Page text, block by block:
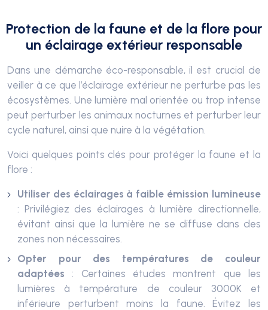
Protection de la faune et de la flore pour
un éclairage extérieur responsable
Dans une démarche éco-responsable, il est crucial de
veiller à ce que l’éclairage extérieur ne perturbe pas les
écosystèmes. Une lumière mal orientée ou trop intense
peut perturber les animaux nocturnes et perturber leur
cycle naturel, ainsi que nuire à la végétation.
Voici quelques points clés pour protéger la faune et la
flore :
Utiliser des éclairages à faible émission lumineuse
: Privilégiez des éclairages à lumière directionnelle,
évitant ainsi que la lumière ne se diffuse dans des
zones non nécessaires.
Opter pour des températures de couleur
adaptées : Certaines études montrent que les
lumières à température de couleur 3000K et
inférieure perturbent moins la faune. Évitez les